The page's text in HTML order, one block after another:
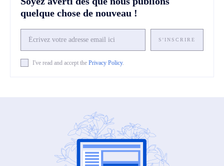
quelque chose de nouveau !
S'INSCRIRE
I've read and accept the Privacy Policy.